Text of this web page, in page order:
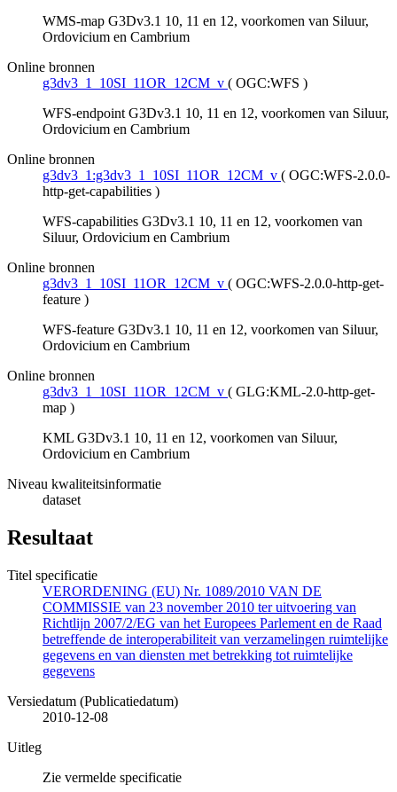
WMS-map G3Dv3.1 10, 11 en 12, voorkomen van Siluur,
Ordovicium en Cambrium
Online bronnen
g3dv3_1_10SI_11OR_12CM_v ( OGC:WFS )
WFS-endpoint G3Dv3.1 10, 11 en 12, voorkomen van Siluur,
Ordovicium en Cambrium
Online bronnen
g3dv3_1:g3dv3_1_10SI_11OR_12CM_v ( OGC:WFS-2.0.0-
http-get-capabilities )
WFS-capabilities G3Dv3.1 10, 11 en 12, voorkomen van
Siluur, Ordovicium en Cambrium
Online bronnen
g3dv3_1_10SI_11OR_12CM_v ( OGC:WFS-2.0.0-http-get-
feature )
WFS-feature G3Dv3.1 10, 11 en 12, voorkomen van Siluur,
Ordovicium en Cambrium
Online bronnen
g3dv3_1_10SI_11OR_12CM_v ( GLG:KML-2.0-http-get-
map )
KML G3Dv3.1 10, 11 en 12, voorkomen van Siluur,
Ordovicium en Cambrium
Niveau kwaliteitsinformatie
dataset
Resultaat
Titel specificatie
VERORDENING (EU) Nr. 1089/2010 VAN DE
COMMISSIE van 23 november 2010 ter uitvoering van
Richtlijn 2007/2/EG van het Europees Parlement en de Raad
betreffende de interoperabiliteit van verzamelingen ruimtelijke
gegevens en van diensten met betrekking tot ruimtelijke
gegevens
Versiedatum (Publicatiedatum)
2010-12-08
Uitleg
Zie vermelde specificatie